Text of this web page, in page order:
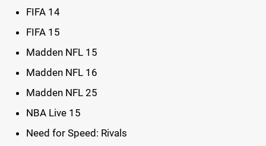
FIFA 14
FIFA 15
Madden NFL 15
Madden NFL 16
Madden NFL 25
NBA Live 15
Need for Speed: Rivals